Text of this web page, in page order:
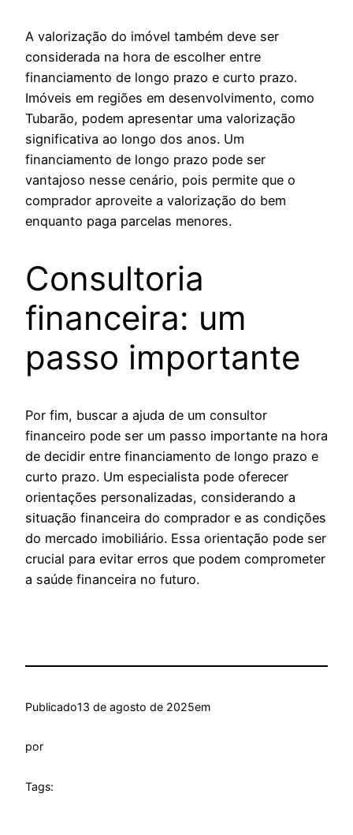
A valorização do imóvel também deve ser
considerada na hora de escolher entre
financiamento de longo prazo e curto prazo.
Imóveis em regiões em desenvolvimento, como
Tubarão, podem apresentar uma valorização
significativa ao longo dos anos. Um
financiamento de longo prazo pode ser
vantajoso nesse cenário, pois permite que o
comprador aproveite a valorização do bem
enquanto paga parcelas menores.
Consultoria
financeira: um
passo importante
Por fim, buscar a ajuda de um consultor
financeiro pode ser um passo importante na hora
de decidir entre financiamento de longo prazo e
curto prazo. Um especialista pode oferecer
orientações personalizadas, considerando a
situação financeira do comprador e as condições
do mercado imobiliário. Essa orientação pode ser
crucial para evitar erros que podem comprometer
a saúde financeira no futuro.
Publicado13 de agosto de 2025em
por
Tags: